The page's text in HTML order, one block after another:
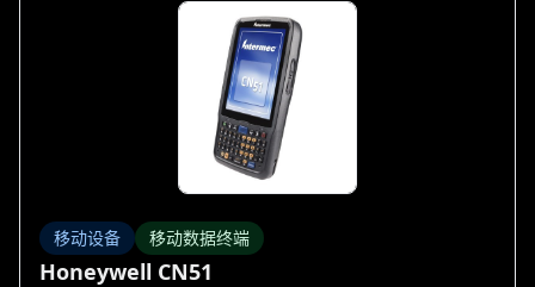
移动设备 移动数据终端
Honeywell CN51